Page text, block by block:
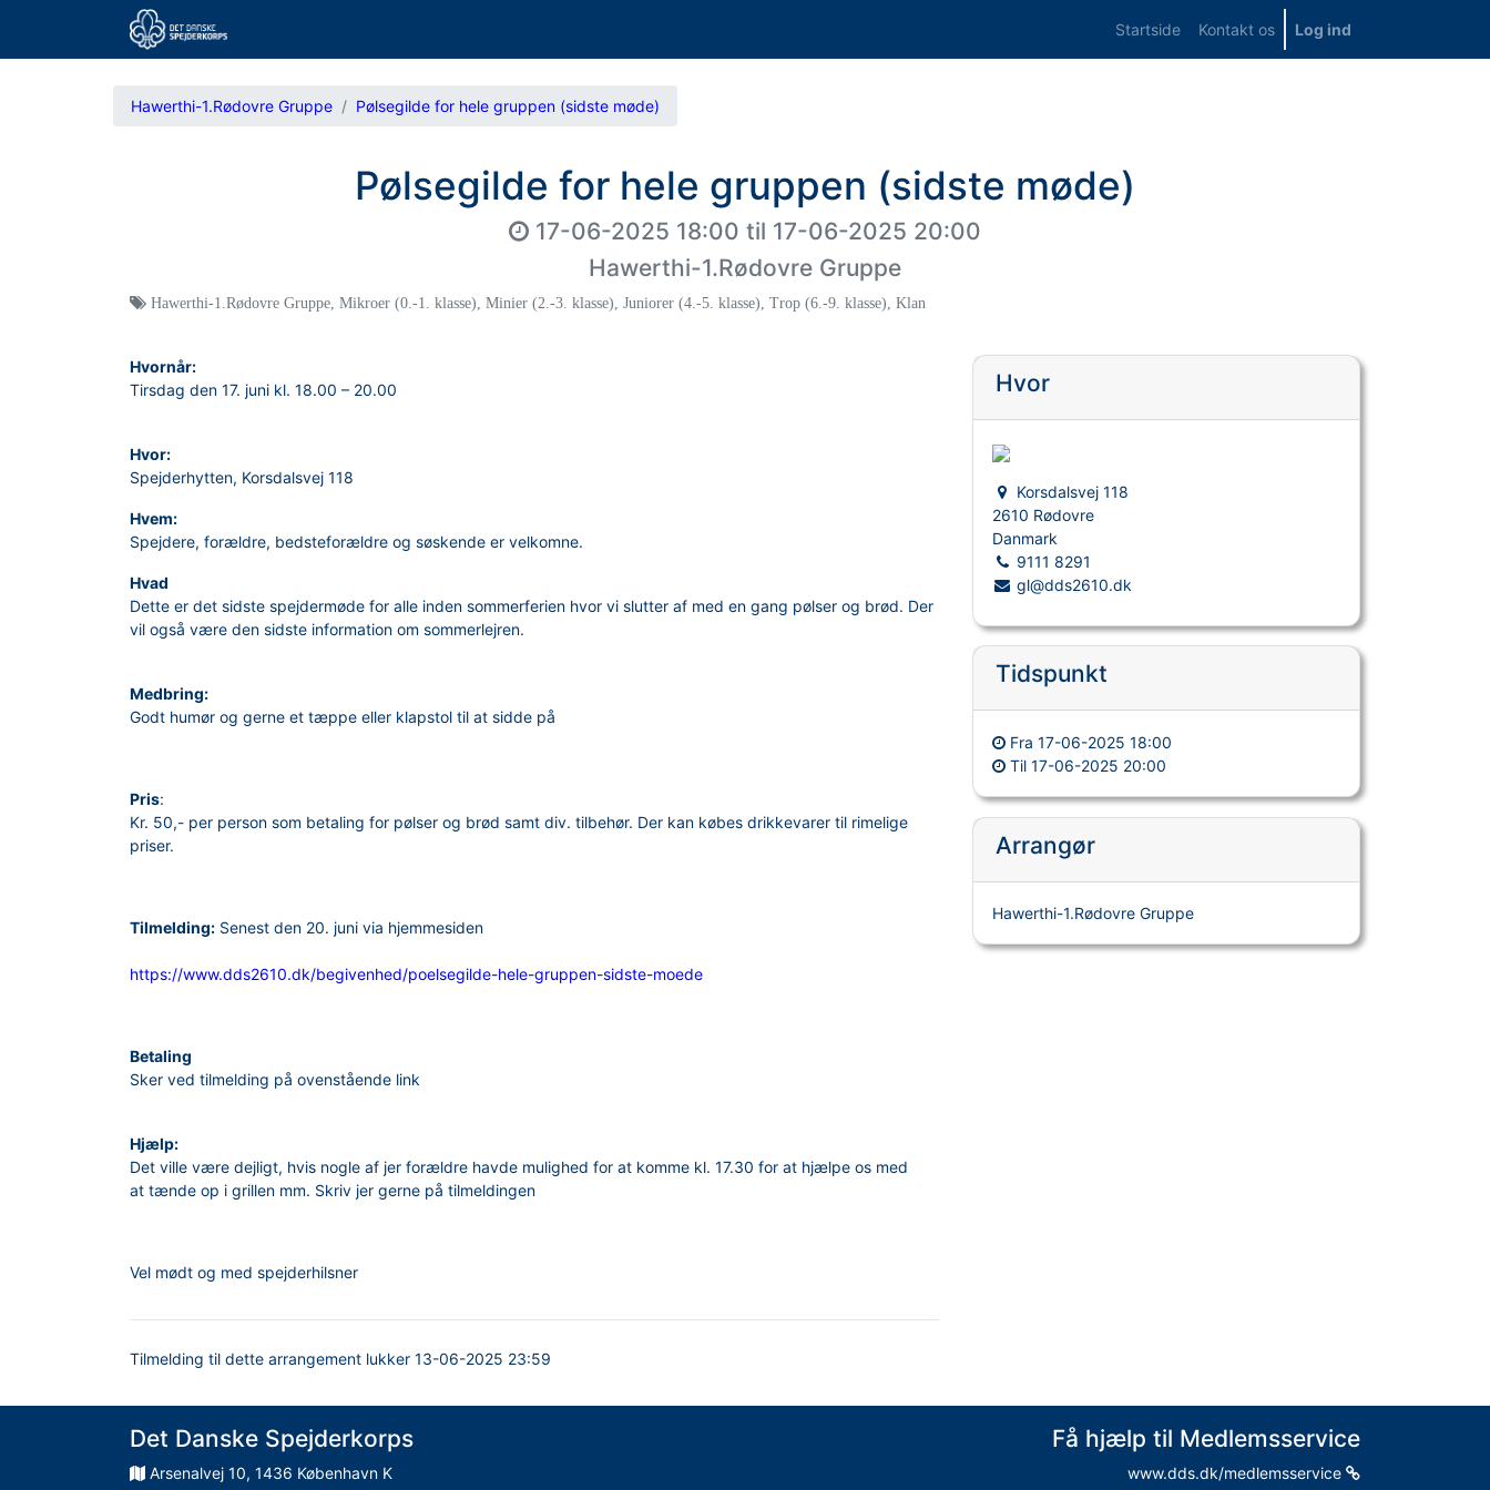
Startside Kontakt os Log ind
Hawerthi-1.Rødovre Gruppe Pølsegilde for hele gruppen (sidste møde)
Pølsegilde for hele gruppen (sidste møde)
17-06-2025 18:00 til 17-06-2025 20:00
Hawerthi-1.Rødovre Gruppe
Hawerthi-1.Rødovre Gruppe Mikroer (0.-1. klasse) Minier (2.-3. klasse) Juniorer (4.-5. klasse) Trop (6.-9. klasse) Klan
Hvornår:
Tirsdag den 17. juni kl. 18.00 – 20.00
Hvor:
Spejderhytten, Korsdalsvej 118
Hvem:
Spejdere, forældre, bedsteforældre og søskende er velkomne.
Hvad
Dette er det sidste spejdermøde for alle inden sommerferien hvor vi slutter af med en gang pølser og brød. Der
vil også være den sidste information om sommerlejren.
Medbring:
Godt humør og gerne et tæppe eller klapstol til at sidde på
Pris:
Kr. 50,- per person som betaling for pølser og brød samt div. tilbehør. Der kan købes drikkevarer til rimelige
priser.
Tilmelding: Senest den 20. juni via hjemmesiden
https://www.dds2610.dk/begivenhed/poelsegilde-hele-gruppen-sidste-moede
Betaling
Sker ved tilmelding på ovenstående link
Hjælp:
Det ville være dejligt, hvis nogle af jer forældre havde mulighed for at komme kl. 17.30 for at hjælpe os med
at tænde op i grillen mm. Skriv jer gerne på tilmeldingen
Vel mødt og med spejderhilsner
Tilmelding til dette arrangement lukker 13-06-2025 23:59
Hvor
Korsdalsvej 118
2610 Rødovre
Danmark
9111 8291
gl@dds2610.dk
Tidspunkt
Fra17-06-2025 18:00
Til17-06-2025 20:00
Arrangør
Hawerthi-1.Rødovre Gruppe
Det Danske Spejderkorps
Arsenalvej 10, 1436 København K
Få hjælp til Medlemsservice
www.dds.dk/medlemsservice